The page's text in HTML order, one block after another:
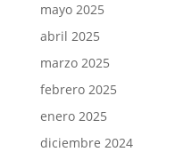
mayo 2025
abril 2025
marzo 2025
febrero 2025
enero 2025
diciembre 2024